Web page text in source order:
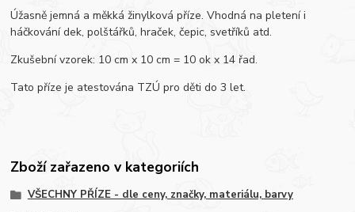
Úžasně jemná a měkká žinylková příze. Vhodná na pletení i
háčkování dek, polštářků, hraček, čepic, svetříků atd.
Zkušební vzorek: 10 cm x 10 cm = 10 ok x 14 řad.
Tato příze je atestována TZÚ pro děti do 3 let.
Zboží zařazeno v kategoriích
VŠECHNY PŘÍZE - dle ceny, značky, materiálu, barvy